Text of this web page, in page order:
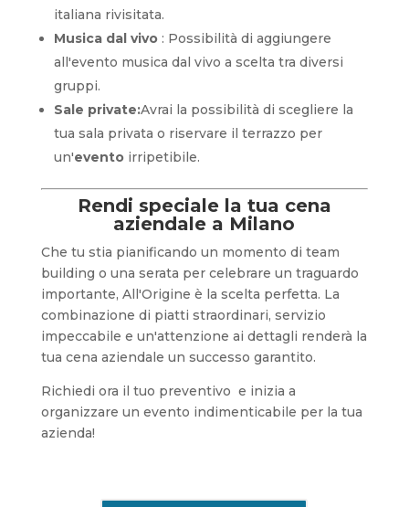
italiana rivisitata.
Musica dal vivo: Possibilità di aggiungere
all'evento musica dal vivo a scelta tra diversi
gruppi.
Sale private:Avrai la possibilità di scegliere la
tua sala privata o riservare il terrazzo per
un'eventoirripetibile.
Rendi speciale la tua cena
aziendale a Milano
Che tu stia pianificando un momento di team
building o una serata per celebrare un traguardo
importante, All'Origine è la scelta perfetta. La
combinazione di piatti straordinari, servizio
impeccabile e un'attenzione ai dettagli renderà la
tua cena aziendale un successo garantito.
Richiedi ora il tuo preventivo e inizia a
organizzare un evento indimenticabile per la tua
azienda!